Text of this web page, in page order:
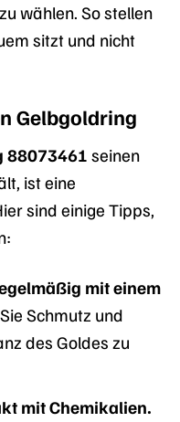
wählen. So stellen
sitzt und nicht
Gelbgoldring
88073461 seinen
ist eine
sind einige Tipps,
mit einem
Schmutz und
des Goldes zu
mit Chemikalien.